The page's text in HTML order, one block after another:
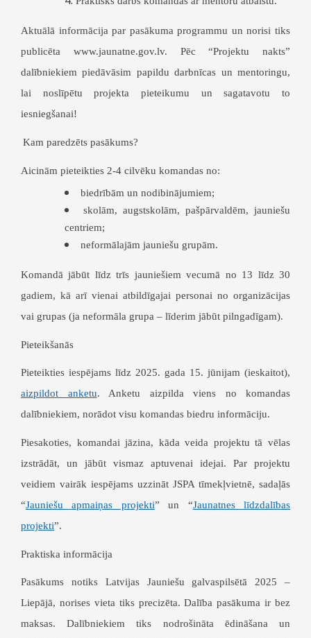
Aktuālā informācija par pasākuma programmu un norisi tiks
publicēta www.jaunatne.gov.lv. Pēc “Projektu nakts”
dalībniekiem piedāvāsim papildu darbnīcas un mentoringu,
lai noslīpētu projekta pieteikumu un sagatavotu to
iesniegšanai!
Kam paredzēts pasākums?
Aicinām pieteikties 2-4 cilvēku komandas no:
biedrībām un nodibinājumiem;
skolām, augstskolām, pašpārvaldēm, jauniešu
centriem;
neformālajām jauniešu grupām.
Komandā jābūt līdz trīs jauniešiem vecumā no 13 līdz 30
gadiem, kā arī vienai atbildīgajai personai no organizācijas
vai grupas (ja neformāla grupa – līderim jābūt pilngadīgam).
Pieteikšanās
Pieteikties iespējams līdz 2025. gada 15. jūnijam (ieskaitot),
aizpildot anketu. Anketu aizpilda viens no komandas
dalībniekiem, norādot visu komandas biedru informāciju.
Piesakoties, komandai jāzina, kāda veida projektu tā vēlas
izstrādāt, un jābūt vismaz aptuvenai idejai. Par projektu
veidiem vairāk iespējams uzzināt JSPA tīmekļvietnē, sadaļās
“Jauniešu apmaiņas projekti” un “Jaunatnes līdzdalības
projekti”.
Praktiska informācija
Pasākums notiks Latvijas Jauniešu galvaspilsētā 2025 –
Liepājā, norises vieta tiks precizēta. Dalība pasākuma ir bez
maksas. Dalībniekiem tiks nodrošināta ēdināšana un